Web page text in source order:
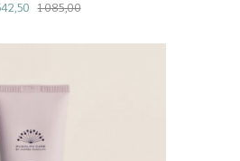
1 085,00Rabatt